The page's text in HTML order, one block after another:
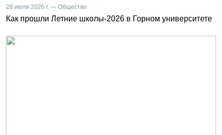
28 июля 2026 г. — Общество
Как прошли Летние школы-2026 в Горном университете